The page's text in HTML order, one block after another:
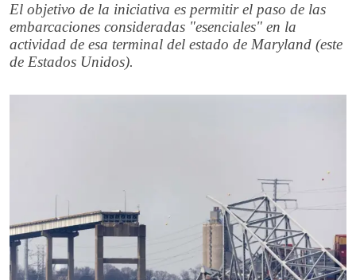
El objetivo de la iniciativa es permitir el paso de las
embarcaciones consideradas "esenciales" en la
actividad de esa terminal del estado de Maryland (este
de Estados Unidos).